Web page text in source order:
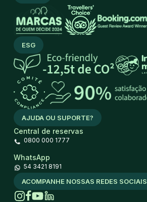
AJUDA OU SUPORTE?
Central de reservas
0800 000 1777
WhatsApp
54 3421 8191
ESG
ACOMPANHE NOSSAS REDES SOCIAIS